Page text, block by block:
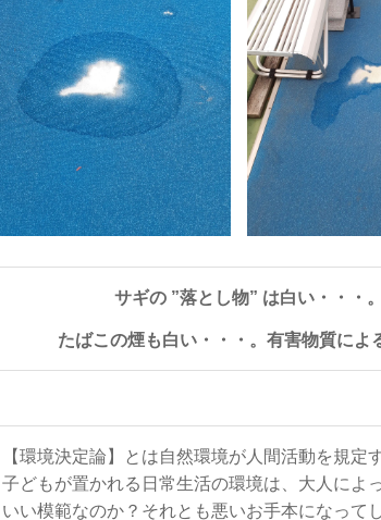
サギの ”落とし物” は白い・・・。
たばこの煙も白い・・・。有害物質によ
【環境決定論】とは自然環境が人間活動を規定
子どもが置かれる日常生活の環境は、大人によ
いい模範なのか？それとも悪いお手本になって